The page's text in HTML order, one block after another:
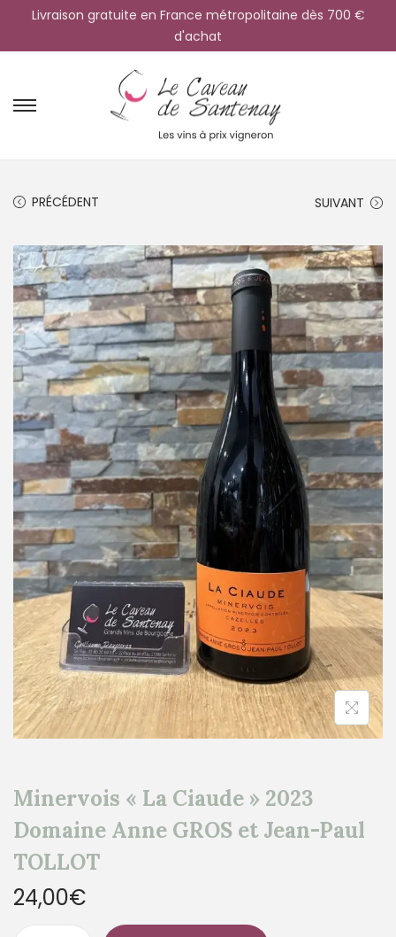
Livraison gratuite en France métropolitaine dès 700 €
d'achat
PRÉCÉDENT SUIVANT
Minervois « La Ciaude » 2023
Domaine Anne GROS et Jean-Paul
TOLLOT
24,00€